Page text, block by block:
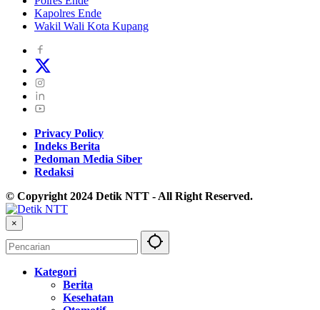
Kapolres Ende
Wakil Wali Kota Kupang
Privacy Policy
Indeks Berita
Pedoman Media Siber
Redaksi
© Copyright 2024 Detik NTT - All Right Reserved.
×
Kategori
Berita
Kesehatan